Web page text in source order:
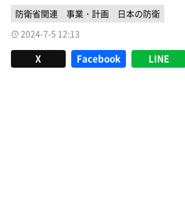
防衛省関連 事業・計画
日本の防衛
2024-7-5 12:13
X Facebook LINE